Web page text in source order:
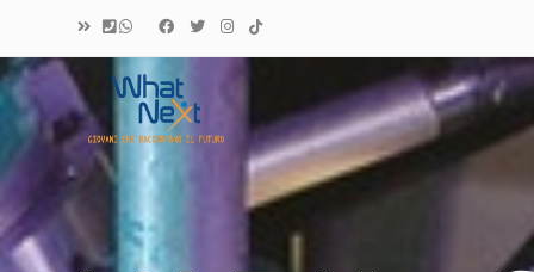
WHAT NEXT?
Giovani che raccontano il futuro